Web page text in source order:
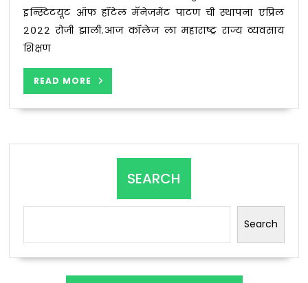
इन्स्टिटयूट ऑफ हॉटेल मॅनेजमेंट पाटण ची स्थापना एप्रिल
२०२२ रोजी झाली.आज कॉलेज ला महाराष्ट्र राज्य व्यवसाय
शिक्षण
READ MORE
READ
MORE
SEARCH
Search